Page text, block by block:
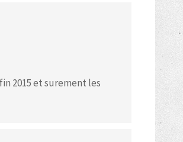
2015 et surement les